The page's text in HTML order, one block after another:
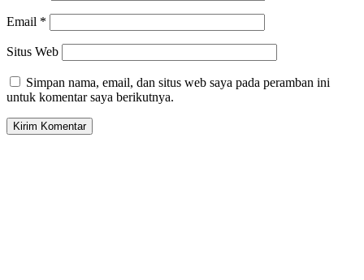
Email *
Situs Web
Simpan nama, email, dan situs web saya pada peramban ini
untuk komentar saya berikutnya.